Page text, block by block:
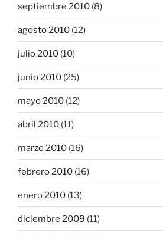
septiembre 2010 (8)
agosto 2010 (12)
julio 2010 (10)
junio 2010 (25)
mayo 2010 (12)
abril 2010 (11)
marzo 2010 (16)
febrero 2010 (16)
enero 2010 (13)
diciembre 2009 (11)